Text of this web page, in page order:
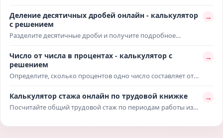
чисел. Расчёт покажет, на сколько процентов показатель
вырос или снизился, и поможет сравнить цены, доходы,
расходы или статистику.
Деление десятичных дробей онлайн - калькулятор
с решением
Разделите десятичные дроби и получите подробное
преобразование делителя в целое число, выполнение
деления, проверку результата и итоговый ответ в удобном
виде.
→
Число от числа в процентах - калькулятор с
решением
Определите, сколько процентов одно число составляет от
Расчёт пригодится для сравнения сумм, показателей, скидок,
успеваемости, статистики и повседневных процентных
задач.
→
Калькулятор стажа онлайн по трудовой книжке
Посчитайте общий трудовой стаж по периодам работы из
работы, учесть даты приёма и увольнения, проверить
→